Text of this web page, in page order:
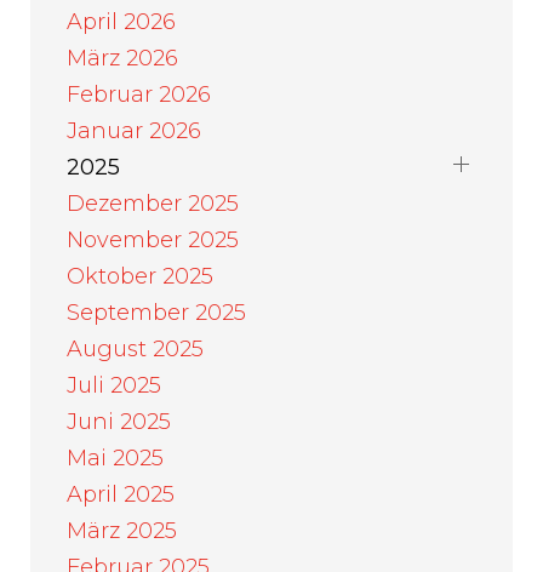
April 2026
März 2026
Februar 2026
Januar 2026
2025
Dezember 2025
November 2025
Oktober 2025
September 2025
August 2025
Juli 2025
Juni 2025
Mai 2025
April 2025
März 2025